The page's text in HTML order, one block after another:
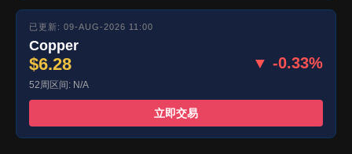
已更新: 09-AUG-2026 11:00
Copper
$6.28 ▼ -0.33%
52周区间: N/A
立即交易